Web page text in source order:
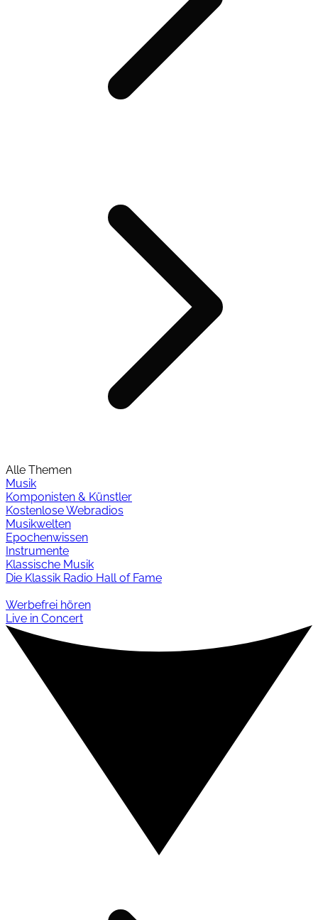
Alle Themen
Musik
Komponisten & Künstler
Kostenlose Webradios
Musikwelten
Epochenwissen
Instrumente
Klassische Musik
Die Klassik Radio Hall of Fame
Werbefrei hören
Live in Concert